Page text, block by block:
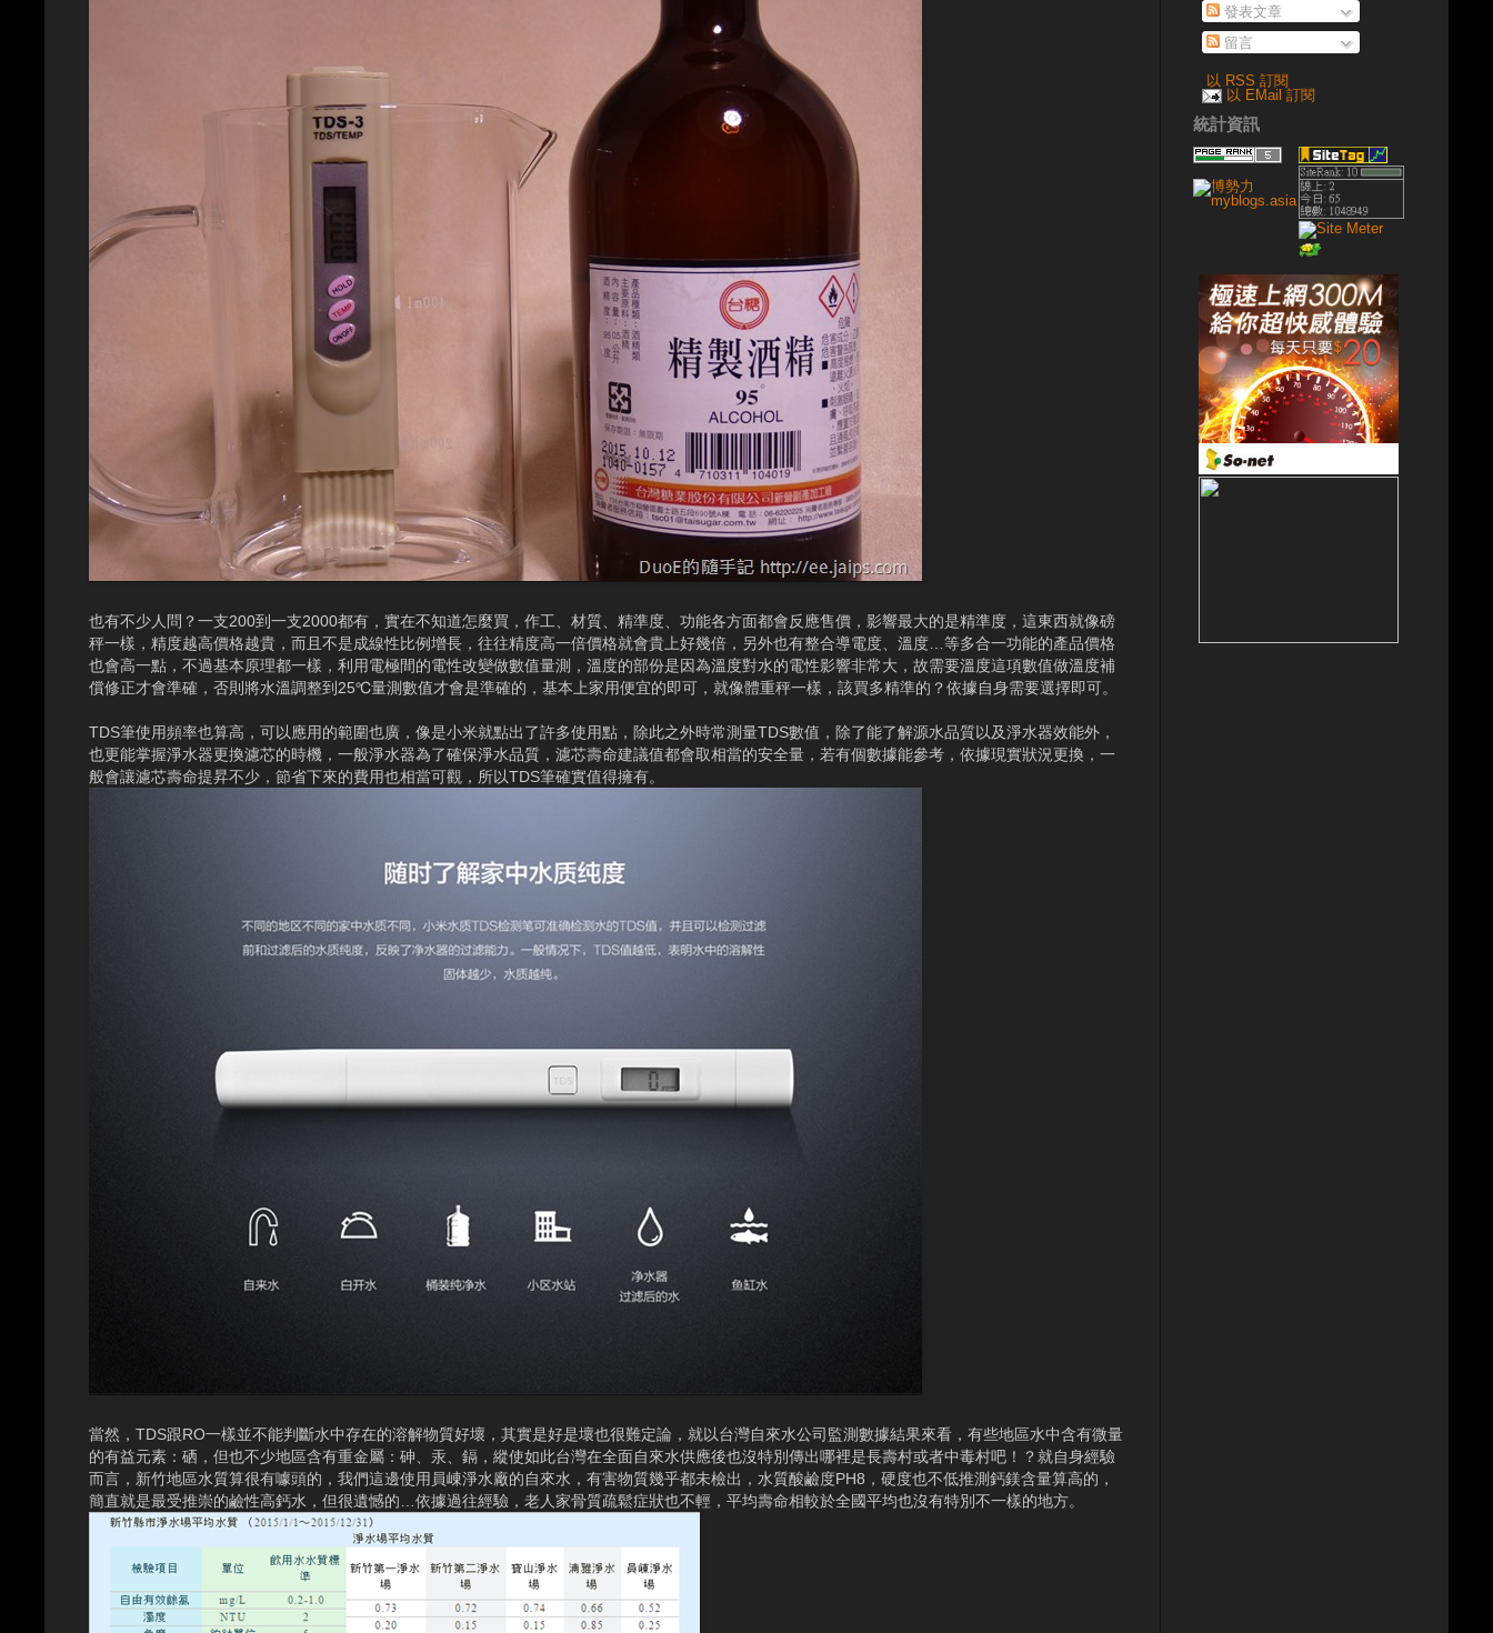
也有不少人問？一支200到一支2000都有，實在不知道怎麼買，作工、材質、精準度、功能各方面都會反應售價，影響最大的是精準度，這東西就像磅
秤一樣，精度越高價格越貴，而且不是成線性比例增長，往往精度高一倍價格就會貴上好幾倍，另外也有整合導電度、溫度…等多合一功能的產品價格
也會高一點，不過基本原理都一樣，利用電極間的電性改變做數值量測，溫度的部份是因為溫度對水的電性影響非常大，故需要溫度這項數值做溫度補
償修正才會準確，否則將水溫調整到25℃量測數值才會是準確的，基本上家用便宜的即可，就像體重秤一樣，該買多精準的？依據自身需要選擇即可。
TDS筆使用頻率也算高，可以應用的範圍也廣，像是小米就點出了許多使用點，除此之外時常測量TDS數值，除了能了解源水品質以及淨水器效能外，
也更能掌握淨水器更換濾芯的時機，一般淨水器為了確保淨水品質，濾芯壽命建議值都會取相當的安全量，若有個數據能參考，依據現實狀況更換，一
般會讓濾芯壽命提昇不少，節省下來的費用也相當可觀，所以TDS筆確實值得擁有。
當然，TDS跟RO一樣並不能判斷水中存在的溶解物質好壞，其實是好是壞也很難定論，就以台灣自來水公司監測數據結果來看，有些地區水中含有微量
的有益元素：硒，但也不少地區含有重金屬：砷、汞、鎘，縱使如此台灣在全面自來水供應後也沒特別傳出哪裡是長壽村或者中毒村吧！？就自身經驗
而言，新竹地區水質算很有噱頭的，我們這邊使用員崠淨水廠的自來水，有害物質幾乎都未檢出，水質酸鹼度PH8，硬度也不低推測鈣鎂含量算高的，
簡直就是最受推崇的鹼性高鈣水，但很遺憾的…依據過往經驗，老人家骨質疏鬆症狀也不輕，平均壽命相較於全國平均也沒有特別不一樣的地方。
發表文章
留言
以 RSS 訂閱
以 EMail 訂閱
統計資訊